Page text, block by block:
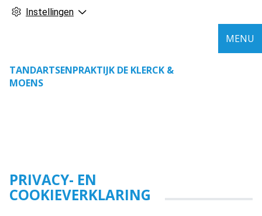
Instellingen
TANDARTSENPRAKTIJK DE KLERCK &
MOENS
MENU
PRIVACY- EN
COOKIEVERKLARING